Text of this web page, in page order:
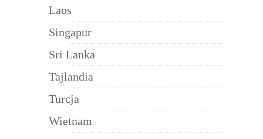
Laos
Singapur
Sri Lanka
Tajlandia
Turcja
Wietnam